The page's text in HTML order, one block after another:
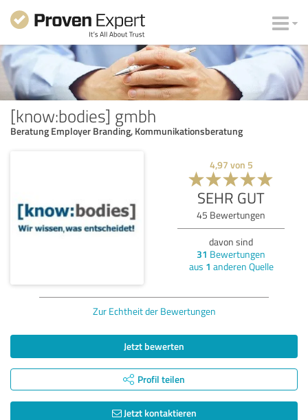
[know:bodies] gmbh
Beratung Employer Branding, Kommunikationsberatung
4,97 von 5
SEHR GUT
45 Bewertungen
davon sind
31 Bewertungen
aus 1 anderen Quelle
Zur Echtheit der Bewertungen
Jetzt bewerten
Profil teilen
Jetzt kontaktieren